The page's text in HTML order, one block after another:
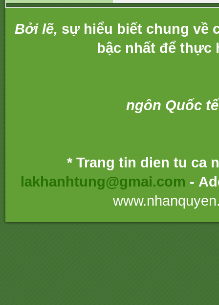
Bởi lẽ, sự hiểu biết chung về
bậc nhất để thực
ngôn Quốc
* Trang tin dien tu ca
lakhanhtung@gmai.com -